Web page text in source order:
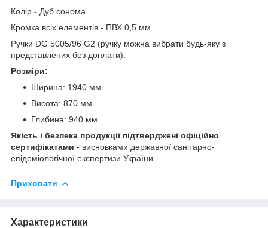
Колір - Дуб сонома.
Кромка всіх елементів - ПВХ 0,5 мм
Ручки DG 5005/96 G2 (ручку можна вибрати будь-яку з
представлених без доплати).
Розміри:
Ширина: 1940 мм
Висота: 870 мм
Глибина: 940 мм
Якість і безпека продукції підтверджені офіційно
сертифікатами - висновками державної санітарно-
епідеміологічної експертизи України.
Приховати
Характеристики